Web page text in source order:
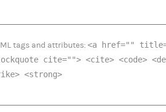
tags and attributes:<a href=""
cite=""> <cite> <code>
<strong>